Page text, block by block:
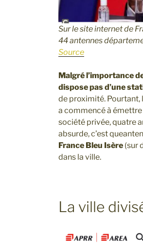
Sur le site internet de
44 antennes
Source
Malgré l’importance
dispose pas d’une
de proximité. Pourtant,
a commencé à émettre
société privée, quatre
absurde, c’est
France Bleu Isère (sur
dans la ville.
La ville